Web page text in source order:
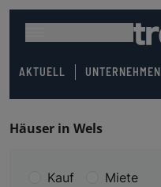
AKTUELL UNTERNEHMEN
Häuser in Wels
Kauf Miete